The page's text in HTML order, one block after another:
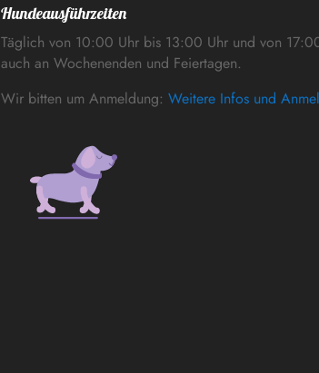
Hundeausführzeiten
Täglich von 10:00 Uhr bis 13:00 Uhr und von
auch an Wochenenden und Feiertagen.
Wir bitten um Anmeldung: Weitere Infos und